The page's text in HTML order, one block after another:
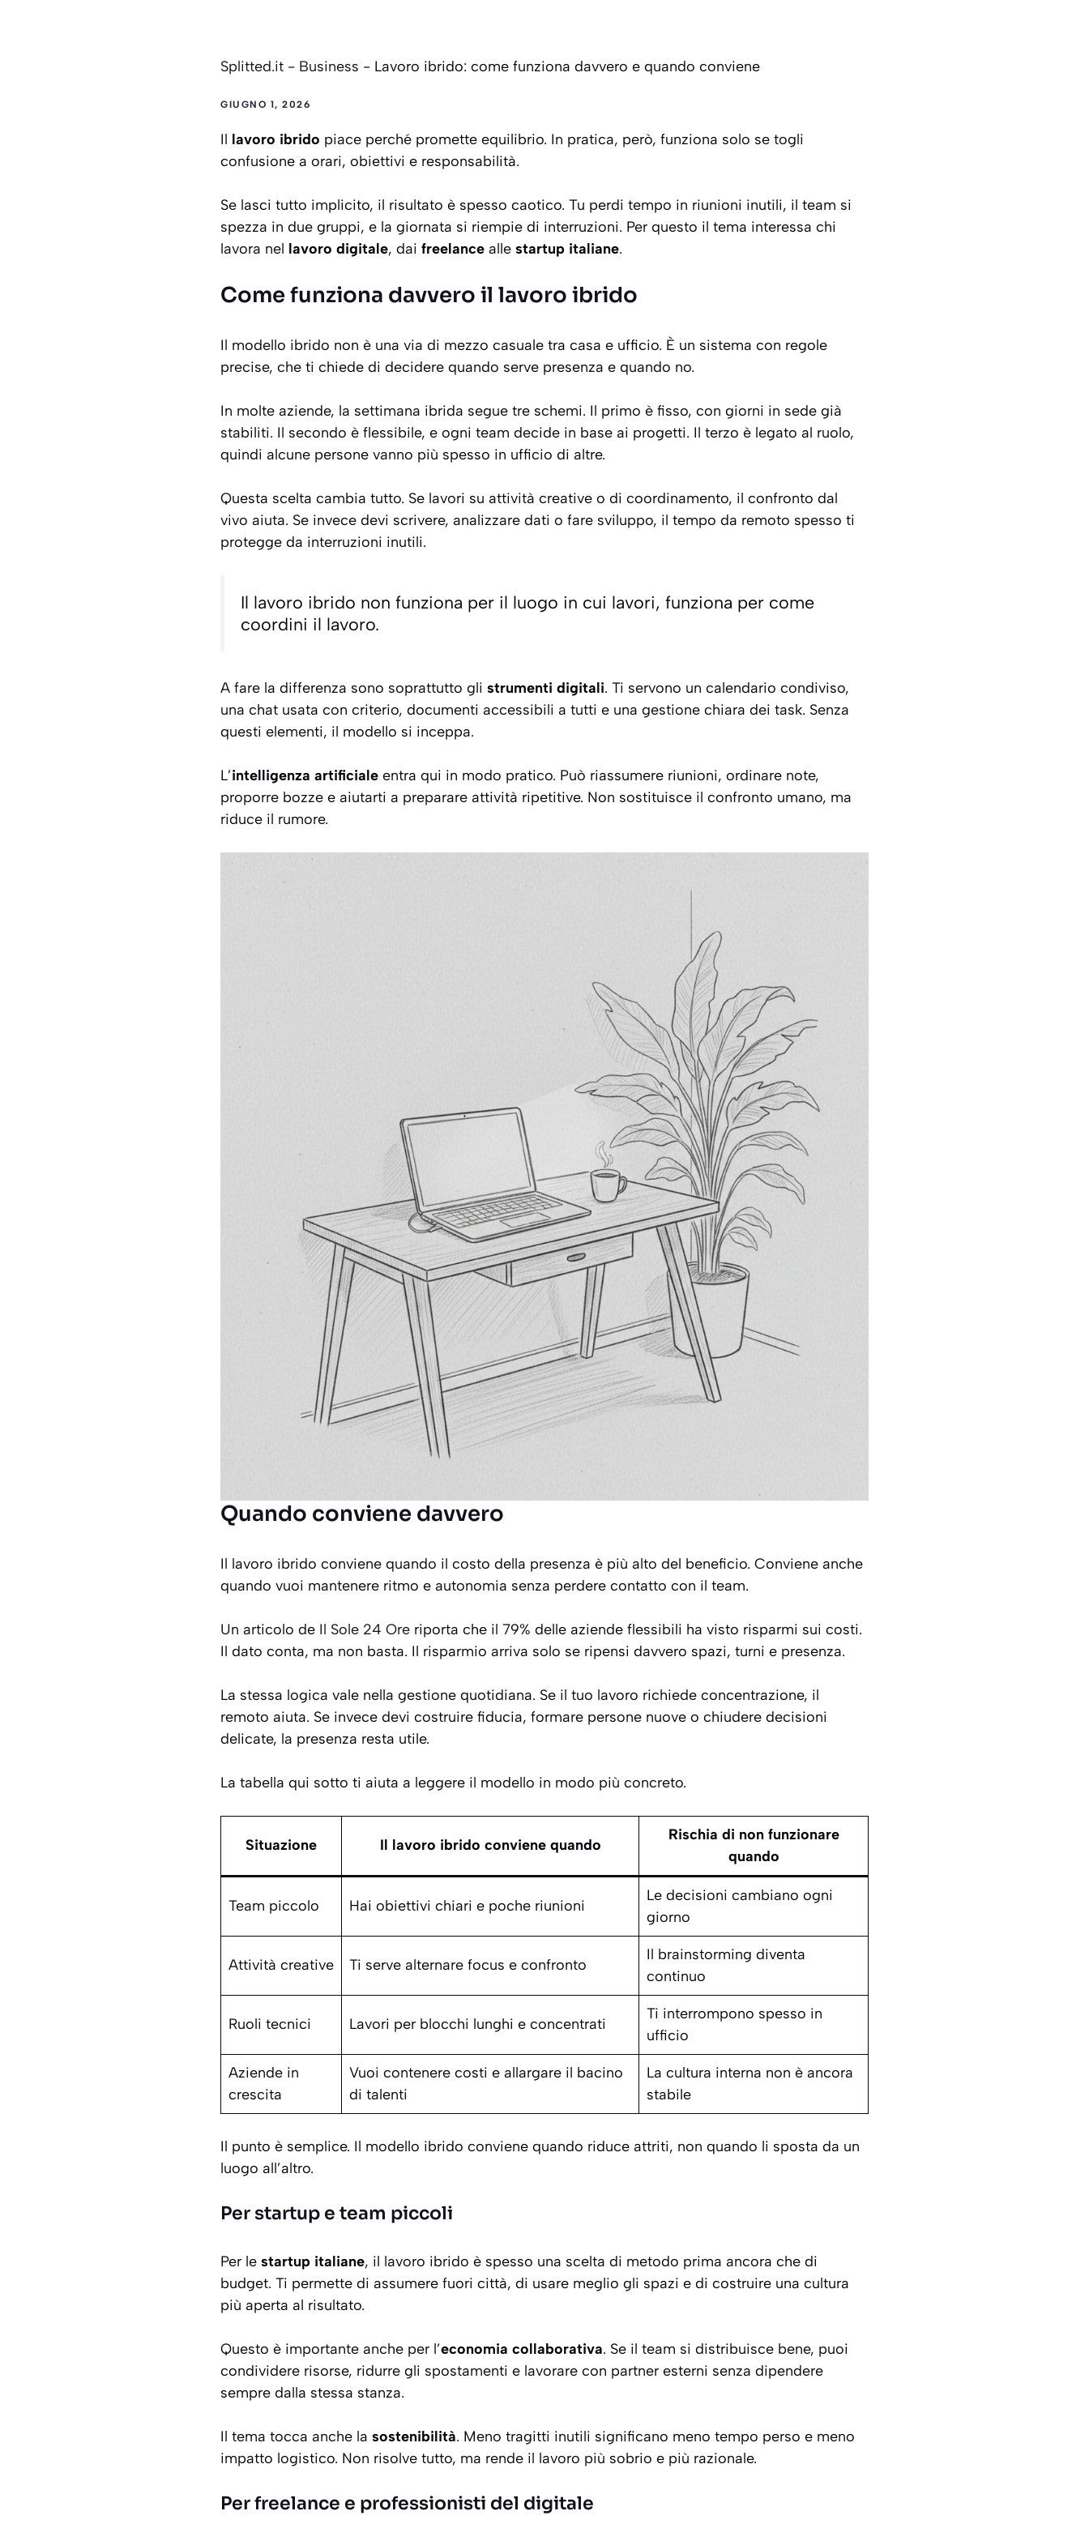
Splitted.it - Business - Lavoro ibrido: come funziona davvero e quando conviene
GIUGNO 1, 2026
Il lavoro ibrido piace perché promette equilibrio. In pratica, però, funziona solo se togli
confusione a orari, obiettivi e responsabilità.
Se lasci tutto implicito, il risultato è spesso caotico. Tu perdi tempo in riunioni inutili, il team si
spezza in due gruppi, e la giornata si riempie di interruzioni. Per questo il tema interessa chi
lavora nel lavoro digitale, dai freelance alle startup italiane.
Come funziona davvero il lavoro ibrido
Il modello ibrido non è una via di mezzo casuale tra casa e ufficio. È un sistema con regole
precise, che ti chiede di decidere quando serve presenza e quando no.
In molte aziende, la settimana ibrida segue tre schemi. Il primo è fisso, con giorni in sede già
stabiliti. Il secondo è flessibile, e ogni team decide in base ai progetti. Il terzo è legato al ruolo,
quindi alcune persone vanno più spesso in ufficio di altre.
Questa scelta cambia tutto. Se lavori su attività creative o di coordinamento, il confronto dal
vivo aiuta. Se invece devi scrivere, analizzare dati o fare sviluppo, il tempo da remoto spesso ti
protegge da interruzioni inutili.
Il lavoro ibrido non funziona per il luogo in cui lavori, funziona per come
coordini il lavoro.
A fare la differenza sono soprattutto gli strumenti digitali. Ti servono un calendario condiviso,
una chat usata con criterio, documenti accessibili a tutti e una gestione chiara dei task. Senza
questi elementi, il modello si inceppa.
L’intelligenza artificiale entra qui in modo pratico. Può riassumere riunioni, ordinare note,
proporre bozze e aiutarti a preparare attività ripetitive. Non sostituisce il confronto umano, ma
riduce il rumore.
Quando conviene davvero
Il lavoro ibrido conviene quando il costo della presenza è più alto del beneficio. Conviene anche
quando vuoi mantenere ritmo e autonomia senza perdere contatto con il team.
Un articolo de Il Sole 24 Ore riporta che il 79% delle aziende flessibili ha visto risparmi sui costi.
Il dato conta, ma non basta. Il risparmio arriva solo se ripensi davvero spazi, turni e presenza.
La stessa logica vale nella gestione quotidiana. Se il tuo lavoro richiede concentrazione, il
remoto aiuta. Se invece devi costruire fiducia, formare persone nuove o chiudere decisioni
delicate, la presenza resta utile.
La tabella qui sotto ti aiuta a leggere il modello in modo più concreto.
Situazione Il lavoro ibrido conviene quando
Rischia di non funzionare
quando
Team piccolo Hai obiettivi chiari e poche riunioni
Le decisioni cambiano ogni
giorno
Attività creative Ti serve alternare focus e confronto
Il brainstorming diventa
continuo
Ruoli tecnici Lavori per blocchi lunghi e concentrati
Ti interrompono spesso in
ufficio
Aziende in
crescita
Vuoi contenere costi e allargare il bacino
di talenti
La cultura interna non è ancora
stabile
Il punto è semplice. Il modello ibrido conviene quando riduce attriti, non quando li sposta da un
luogo all’altro.
Per startup e team piccoli
Per le startup italiane, il lavoro ibrido è spesso una scelta di metodo prima ancora che di
budget. Ti permette di assumere fuori città, di usare meglio gli spazi e di costruire una cultura
più aperta al risultato.
Questo è importante anche per l’economia collaborativa. Se il team si distribuisce bene, puoi
condividere risorse, ridurre gli spostamenti e lavorare con partner esterni senza dipendere
sempre dalla stessa stanza.
Il tema tocca anche la sostenibilità. Meno tragitti inutili significano meno tempo perso e meno
impatto logistico. Non risolve tutto, ma rende il lavoro più sobrio e più razionale.
Per freelance e professionisti del digitale